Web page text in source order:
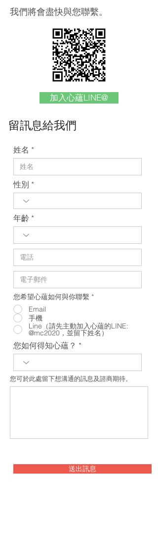
​我們將會盡快與您聯繫。
加入心蘊LINE@
​留訊息給我們
姓名
性別
年齡
您希望心蘊如何與你聯繫 *
Email
手機
Line（請先主動加入心蘊的LINE:
@mc2020，並留下姓名）
您如何得知心蘊？
您可於此處留下想溝通的訊息及諮商期待。
送出訊息